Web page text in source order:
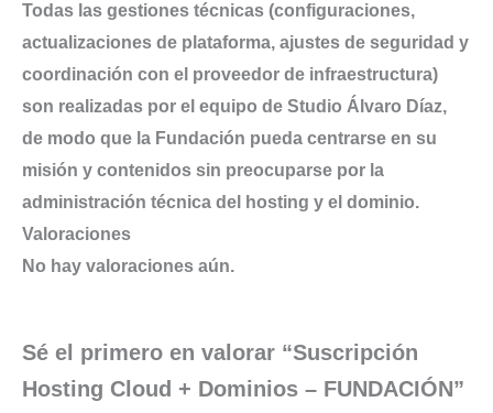
Todas las gestiones técnicas (configuraciones,
actualizaciones de plataforma, ajustes de seguridad y
coordinación con el proveedor de infraestructura)
son realizadas por el equipo de Studio Álvaro Díaz,
de modo que la Fundación pueda centrarse en su
misión y contenidos sin preocuparse por la
administración técnica del hosting y el dominio.
Valoraciones
No hay valoraciones aún.
Sé el primero en valorar “Suscripción
Hosting Cloud + Dominios – FUNDACIÓN”